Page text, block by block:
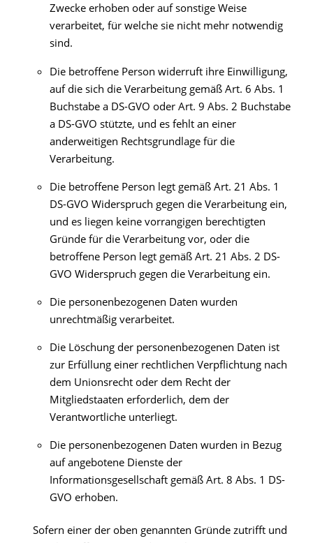
Zwecke erhoben oder auf sonstige Weise
verarbeitet, für welche sie nicht mehr notwendig
sind.
Die betroffene Person widerruft ihre Einwilligung,
auf die sich die Verarbeitung gemäß Art. 6 Abs. 1
Buchstabe a DS-GVO oder Art. 9 Abs. 2 Buchstabe
a DS-GVO stützte, und es fehlt an einer
anderweitigen Rechtsgrundlage für die
Verarbeitung.
Die betroffene Person legt gemäß Art. 21 Abs. 1
DS-GVO Widerspruch gegen die Verarbeitung ein,
und es liegen keine vorrangigen berechtigten
Gründe für die Verarbeitung vor, oder die
betroffene Person legt gemäß Art. 21 Abs. 2 DS-
GVO Widerspruch gegen die Verarbeitung ein.
Die personenbezogenen Daten wurden
unrechtmäßig verarbeitet.
Die Löschung der personenbezogenen Daten ist
zur Erfüllung einer rechtlichen Verpflichtung nach
dem Unionsrecht oder dem Recht der
Mitgliedstaaten erforderlich, dem der
Verantwortliche unterliegt.
Die personenbezogenen Daten wurden in Bezug
auf angebotene Dienste der
Informationsgesellschaft gemäß Art. 8 Abs. 1 DS-
GVO erhoben.
Sofern einer der oben genannten Gründe zutrifft und